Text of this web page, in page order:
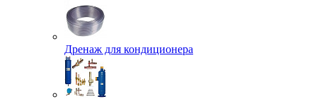
Дренаж для кондиционера